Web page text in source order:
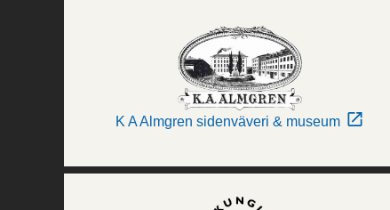
K A Almgren sidenväveri & museum